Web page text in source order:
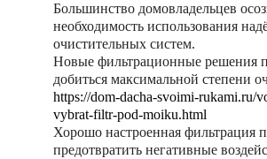
Большинство домовладельцев
необходимость использования
очистительных систем.
Новые фильтрационные решения
добиться максимальной степени
https://dom-dacha-svoimi-rukami.ru/
vybrat-filtr-pod-moiku.html
Хорошо настроенная фильтрация
предотвратить негативные